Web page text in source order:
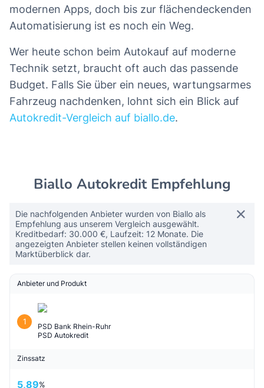
modernen Apps, doch bis zur flächendeckenden
Automatisierung ist es noch ein Weg.
Wer heute schon beim Autokauf auf moderne
Technik setzt, braucht oft auch das passende
Budget. Falls Sie über ein neues, wartungsarmes
Fahrzeug nachdenken, lohnt sich ein Blick auf
Autokredit-Vergleich auf biallo.de.
Biallo Autokredit Empfehlung
Die nachfolgenden Anbieter wurden von Biallo als
Empfehlung aus unserem Vergleich ausgewählt.
Kreditbedarf: 30.000 €, Laufzeit: 12 Monate. Die
angezeigten Anbieter stellen keinen vollständigen
Marktüberblick dar.
Anbieter und Produkt
1
PSD Bank Rhein-Ruhr
PSD Autokredit
Zinssatz
5,89%